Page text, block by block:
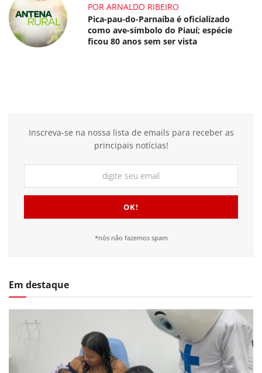
POR ARNALDO RIBEIRO
Pica-pau-do-Parnaíba é oficializado
como ave-símbolo do Piauí; espécie
ficou 80 anos sem ser vista
Inscreva-se na nossa lista de emails para receber as
principais notícias!
*nós não fazemos spam
Em destaque